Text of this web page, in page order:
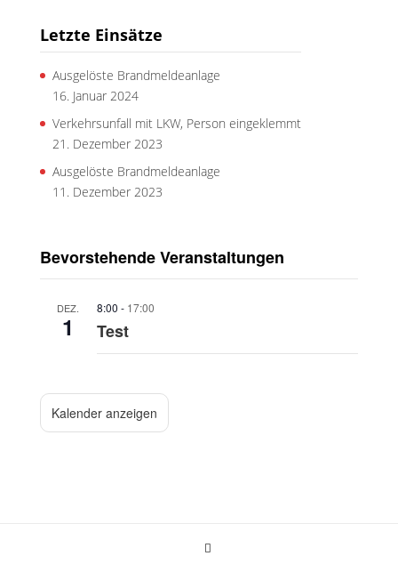
Letzte Einsätze
Ausgelöste Brandmeldeanlage
16. Januar 2024
Verkehrsunfall mit LKW, Person eingeklemmt
21. Dezember 2023
Ausgelöste Brandmeldeanlage
11. Dezember 2023
Bevorstehende Veranstaltungen
DEZ.
1
8:00 - 17:00
Test
Kalender anzeigen